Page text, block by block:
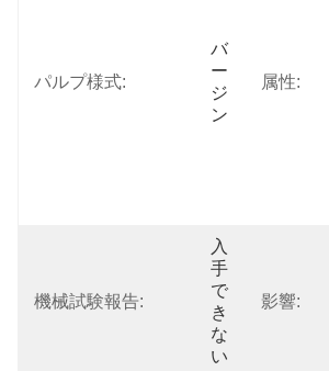
パルプ様式:
バ
ー
ジ
ン
属性:
機械試験報告:
入
手
で
き
な
い
影響: